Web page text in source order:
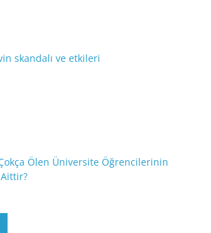
skandalı ve etkileri
Ölen Üniversite Öğrencilerinin